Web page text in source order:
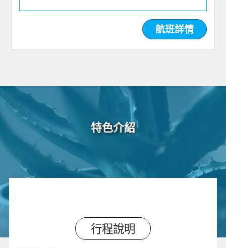
航班詳情
特色介紹
行程說明